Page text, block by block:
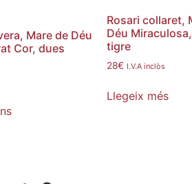
Mare de Déu
Cor, dues
Rosari collaret,
Déu
tigre
28€ I.V.A inclòs
Llegeix més